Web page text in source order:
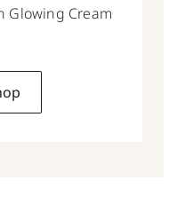
Glowing Cream